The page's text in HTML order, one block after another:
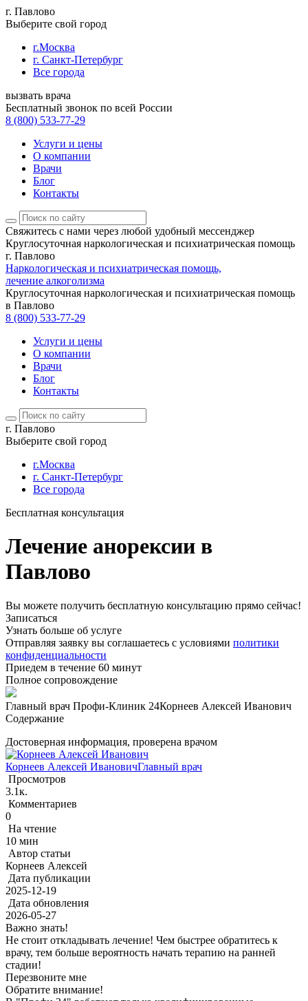
г. Павлово
Выберите свой город
г.Москва
г. Санкт-Петербург
Все города
вызвать врача
Бесплатный звонок по всей России
8 (800) 533-77-29
Услуги и цены
О компании
Врачи
Блог
Контакты
Свяжитесь с нами через любой удобный мессенджер
Круглосуточная наркологическая и психиатрическая помощь
г. Павлово
Наркологическая и психиатрическая помощь,
лечение алкоголизма
Круглосуточная наркологическая и психиатрическая помощь
в Павлово
8 (800) 533-77-29
Услуги и цены
О компании
Врачи
Блог
Контакты
г. Павлово
Выберите свой город
г.Москва
г. Санкт-Петербург
Все города
Бесплатная консультация
Лечение анорексии в
Павлово
Вы можете получить бесплатную консультацию прямо сейчас!
Записаться
Узнать больше об услуге
Отправляя заявку вы соглашаетесь с условиями политики
конфиденциальности
Приедем в течение 60 минут
Полное сопровождение
Главный врач Профи-Клиник 24Корнеев Алексей Иванович
Содержание
Достоверная информация, проверена врачом
Корнеев Алексей ИвановичГлавный врач
Просмотров
3.1к.
Комментариев
0
На чтение
10 мин
Автор статьи
Корнеев Алексей
Дата публикации
2025-12-19
Дата обновления
2026-05-27
Важно знать!
Не стоит откладывать лечение! Чем быстрее обратитесь к
врачу, тем больше вероятность начать терапию на ранней
стадии!
Перезвоните мне
Обратите внимание!